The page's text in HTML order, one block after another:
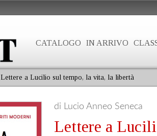
CATALOGO IN ARRIVO
Lettere a Lucilio sul tempo, la vita, la libertà
di Lucio Anneo Seneca
Lettere a